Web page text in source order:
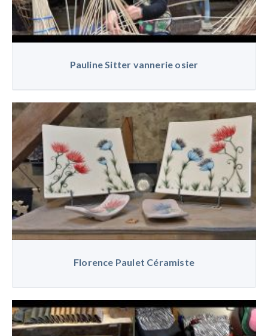
Pauline Sitter vannerie osier
Florence Paulet Céramiste